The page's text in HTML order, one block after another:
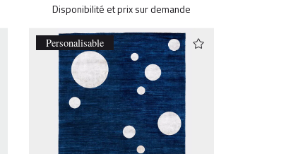
Disponibilité et prix sur demande
Personalisable